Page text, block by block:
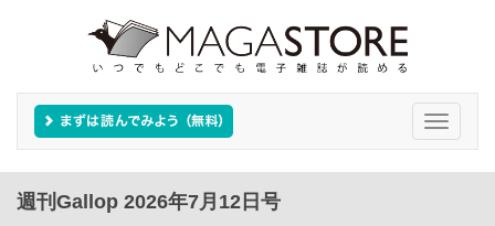
Toggle
週刊Gallop 2026年7月12日号